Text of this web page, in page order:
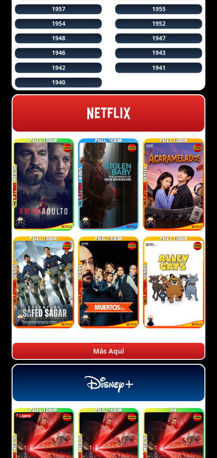
1957
1955
1954
1952
1948
1947
1946
1943
1942
1941
1940
Más Aquí